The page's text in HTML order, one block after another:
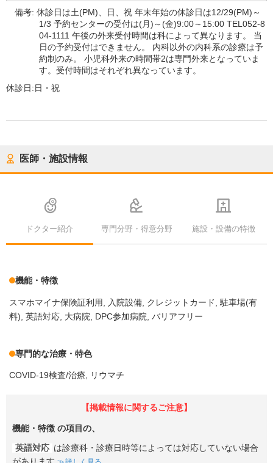
備考:休診日は土(PM)、日、祝 年末年始の休診日は12/29(PM)～
1/3 予約センターの受付は(月)～(金)9:00～15:00 TEL052-8
04-1111 午後の外来受付時間は科によって異なります。 当
日の予約受付はできません。 内科以外の内科系の診療は予
約制のみ。 小児科外来の時間帯2は専門外来となっていま
す。受付時間はそれぞれ異なっています。
休診日:日・祝
医師・施設情報
ドクター紹介 専門分野・得意分野 施設・設備の特徴
機能・特徴
スマホマイナ保険証利用 入院設備 クレジットカード
駐車場(有
料) 英語対応 大病院 DPC参加病院 バリアフリー
専門的な治療・特色
COVID-19検査/治療 リウマチ
【掲載情報に関するご注意】
機能・特徴 の項目の、
英語対応 は診療科・診療日時等によっては対応していない場合